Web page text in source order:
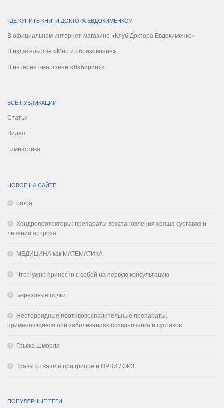
ГДЕ КУПИТЬ КНИГИ ДОКТОРА ЕВДОКИМЕНКО?
В официальном интернет-магазине «Клуб Доктора Евдокименко»
В издательстве «Мир и образование»
В интернет-магазине «Лабиринт»
ВСЕ ПУБЛИКАЦИИ
Статьи
Видео
Гимнастика
НОВОЕ НА САЙТЕ
proba
Хондропротекторы: препараты восстановления хряща суставов и
лечения артроза
МЕДИЦИНА как МАТЕМАТИКА
Что нужно принести с собой на первую консультацию
Березовые почки
Нестероидные противовоспалительные препараты,
применяющиеся при заболеваниях позвоночника и суставов
Грыжа Шморля
Травы от кашля при гриппе и ОРВИ / ОРЗ
ПОПУЛЯРНЫЕ ТЕГИ